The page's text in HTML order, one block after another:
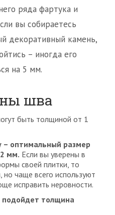
ряда фартука и
вы собираетесь
декоративный камень,
– иногда его
на 5 мм.
шва
быть толщиной от 1
– оптимальный размер
мм. Если вы уверены в
своей плитки, то
чаще всего используют
исправить неровности.
подойдет толщина